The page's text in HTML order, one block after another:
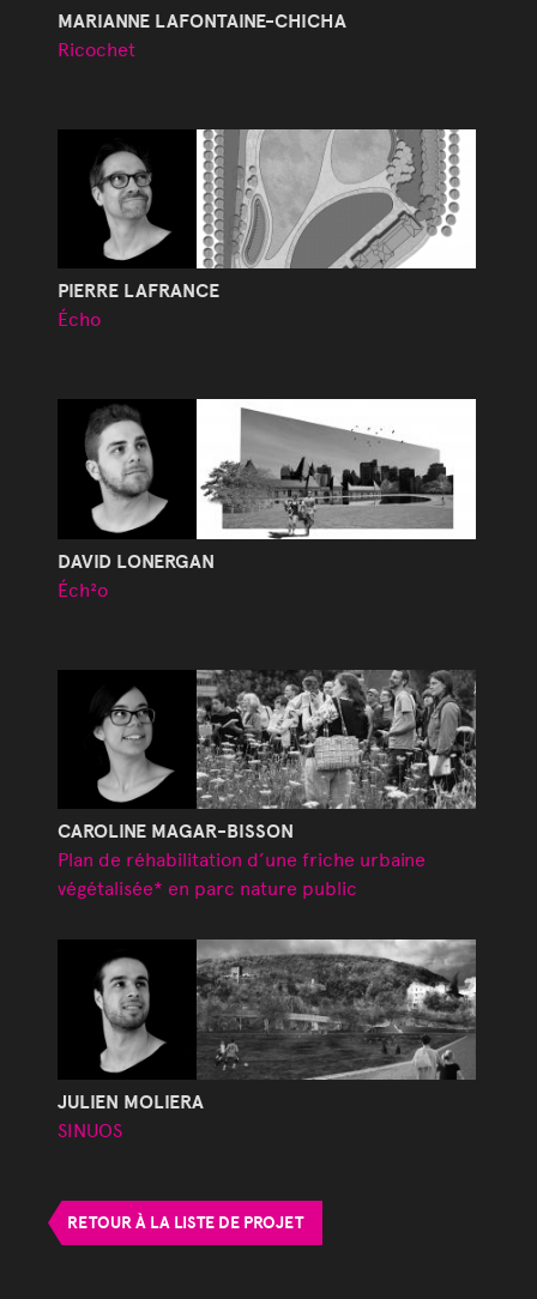
MARIANNE LAFONTAINE-CHICHA
Ricochet
PIERRE LAFRANCE
Écho
DAVID LONERGAN
Éch²o
CAROLINE MAGAR-BISSON
Plan de réhabilitation d’une friche urbaine
végétalisée* en parc nature public
JULIEN MOLIERA
SINUOS
RETOUR À LA LISTE DE PROJET